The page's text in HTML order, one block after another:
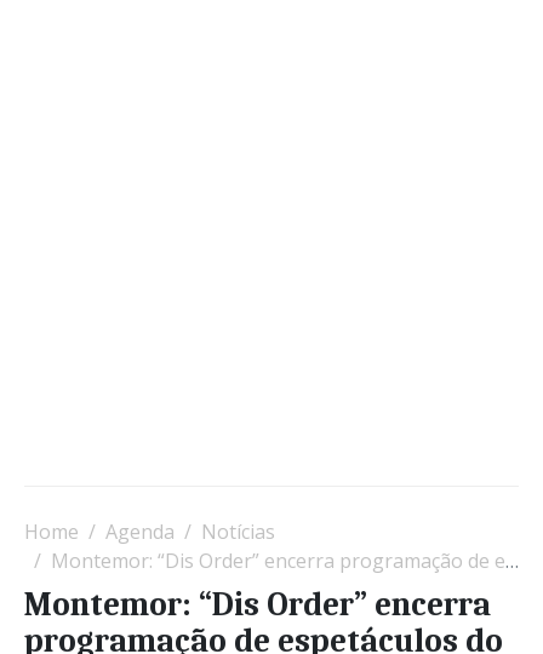
Home Agenda
Notícias
Montemor: “Dis Order” encerra programação de espetáculos do Encontro Internacional de Marionetas na Carvoaria
Montemor: “Dis Order” encerra
programação de espetáculos do